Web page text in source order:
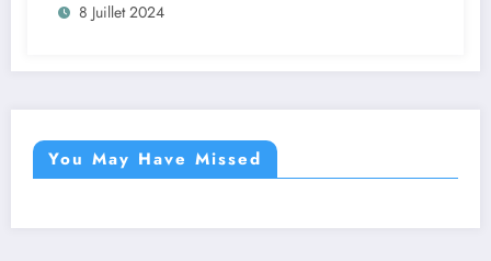
8 Juillet 2024
You May Have Missed